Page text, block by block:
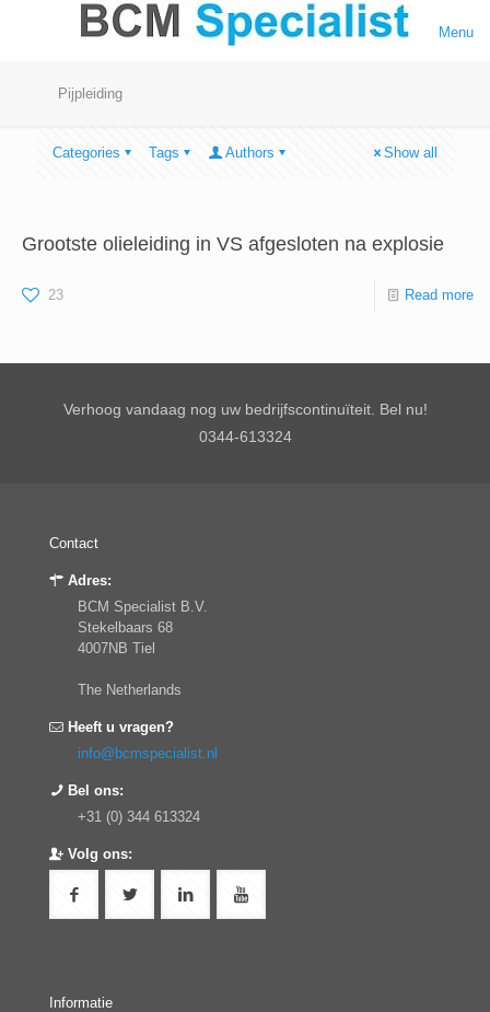
Menu
Pijpleiding
Categories Tags Authors Show all
Grootste olieleiding in VS afgesloten na explosie
23 Read more
Verhoog vandaag nog uw bedrijfscontinuïteit. Bel nu!
0344-613324
Contact
Adres:
BCM Specialist B.V.
Stekelbaars 68
4007NB Tiel
The Netherlands
Heeft u vragen?
info@bcmspecialist.nl
Bel ons:
+31 (0) 344 613324
Volg ons:
Informatie